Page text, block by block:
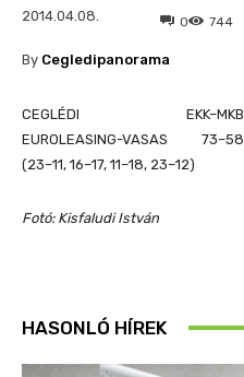
2014.04.08. 744
0
By Cegledipanorama
CEGLÉDI EKK–MKB
EUROLEASING-VASAS 73–58
(23–11, 16–17, 11–18, 23–12)
Fotó: Kisfaludi István
HASONLÓ HÍREK